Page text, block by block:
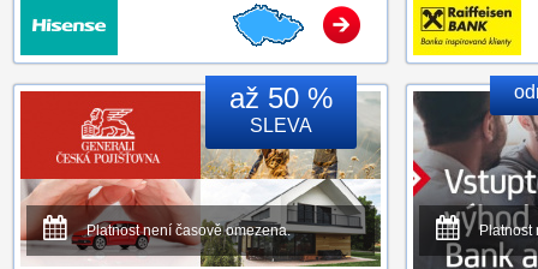
až 50 %
SLEVA
Platnost není časově omezena. Platnost